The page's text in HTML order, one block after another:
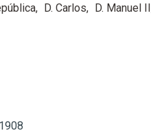
D. Carlos D. Manuel II